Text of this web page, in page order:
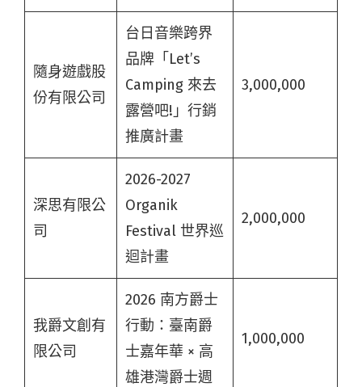
隨身遊戲股
份有限公司
台日音樂跨界
品牌「Let’s
Camping 來去
露營吧!」行銷
推廣計畫
3,000,000
深思有限公
司
2026-2027
Organik
Festival 世界巡
迴計畫
2,000,000
我爵文創有
限公司
2026 南方爵士
行動：臺南爵
士嘉年華 × 高
雄港灣爵士週
1,000,000